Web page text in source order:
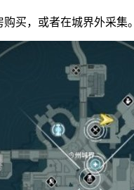
买，或者在城界外采集。